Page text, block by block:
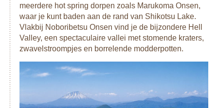
meerdere hot spring dorpen zoals Marukoma Onsen,
waar je kunt baden aan de rand van Shikotsu Lake.
Vlakbij Noboribetsu Onsen vind je de bijzondere Hell
Valley, een spectaculaire vallei met stomende kraters,
zwavelstroompjes en borrelende modderpotten.